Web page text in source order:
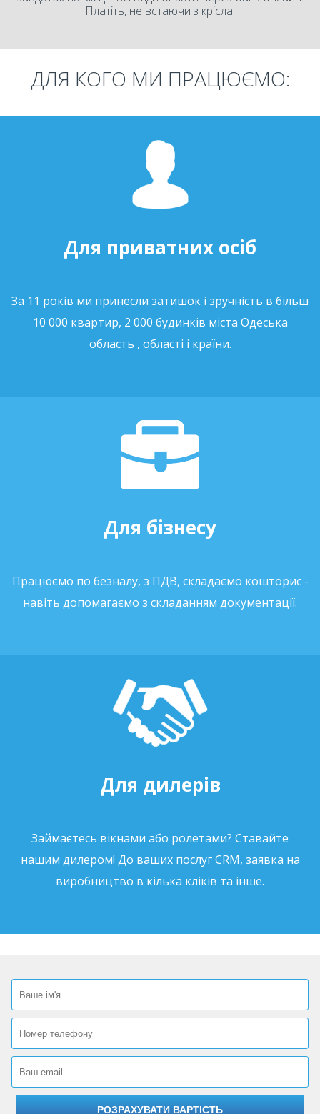
Платіть, не встаючи з крісла!
ДЛЯ КОГО МИ ПРАЦЮЄМО:
Для приватних осіб
За 11 років ми принесли затишок і зручність в більш
10 000 квартир, 2 000 будинків міста Одеська
область , області і країни.
Для бізнесу
Працюємо по безналу, з ПДВ, складаємо кошторис -
навіть допомагаємо з складанням документації.
Для дилерів
Займаєтесь вікнами або ролетами? Ставайте
нашим дилером! До ваших послуг CRM, заявка на
виробництво в кілька кліків та інше.